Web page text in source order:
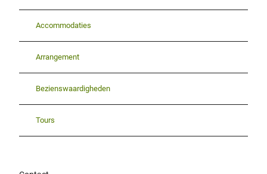
Accommodaties
Arrangement
Bezienswaardigheden
Tours